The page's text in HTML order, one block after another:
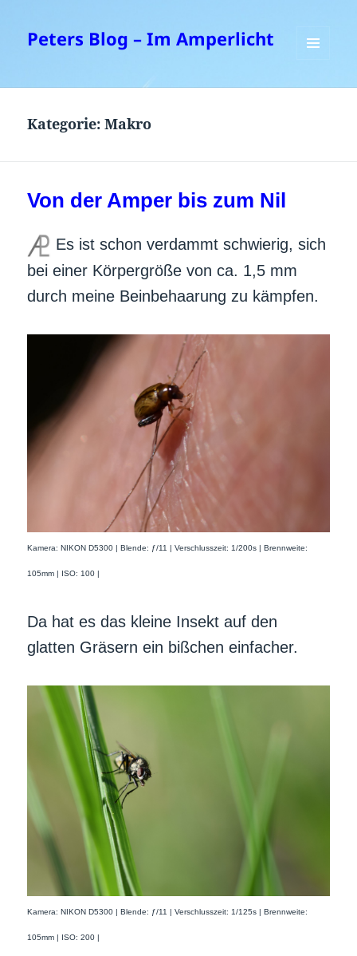
Peters Blog – Im Amperlicht
Kategorie:Makro
Von der Amper bis zum Nil
Es ist schon verdammt schwierig, sich
bei einer Körpergröße von ca. 1,5 mm
durch meine Beinbehaarung zu kämpfen.
Kamera: NIKON D5300 | Blende: ƒ/11 | Verschlusszeit: 1/200s | Brennweite:
105mm | ISO: 100 |
Da hat es das kleine Insekt auf den
glatten Gräsern ein bißchen einfacher.
Kamera: NIKON D5300 | Blende: ƒ/11 | Verschlusszeit: 1/125s | Brennweite:
105mm | ISO: 200 |